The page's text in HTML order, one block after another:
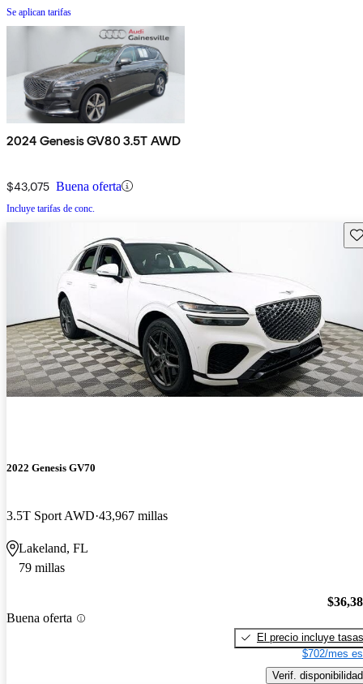
Se aplican tarifas
2024 Genesis GV80 3.5T AWD
$43,075 Buena oferta
Incluye tarifas de conc.
2022 Genesis GV70
3.5T Sport AWD 43,967 millas
Lakeland, FL
79 millas
Buena oferta
El precio incluye tasas
$702/mes
Verif. disponibilidad